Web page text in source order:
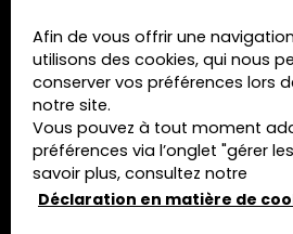
Formations
Livres
Revues
A propos de nous
Contact
Termes et conditions
Déclaration de confidentialité
Afin de vous offrir une
utilisons des cookies, qui nous
conserver vos préférences lors
notre site.
Vous pouvez à tout moment
préférences via l’onglet "gérer
savoir plus, consultez notre
Déclaration en matière de